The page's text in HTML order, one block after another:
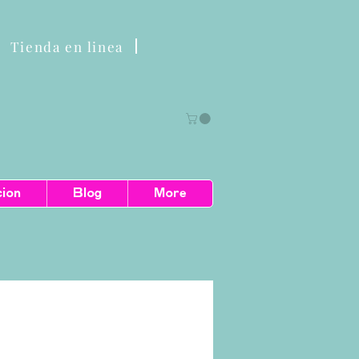
Tienda en linea
Blog More